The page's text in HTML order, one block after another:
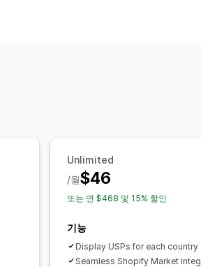
Unlimited
$46
/월
또는 연 $468 및 15% 할인
기능
Display USPs for each country
Seamless Shopify Market